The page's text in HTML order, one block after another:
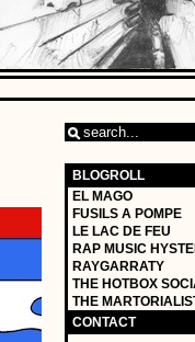
BLOGROLL
EL MAGO
FUSILS A POMPE
LE LAC DE FEU
RAP MUSIC
RAYGARRATY
THE HOTBOX
THE
CONTACT